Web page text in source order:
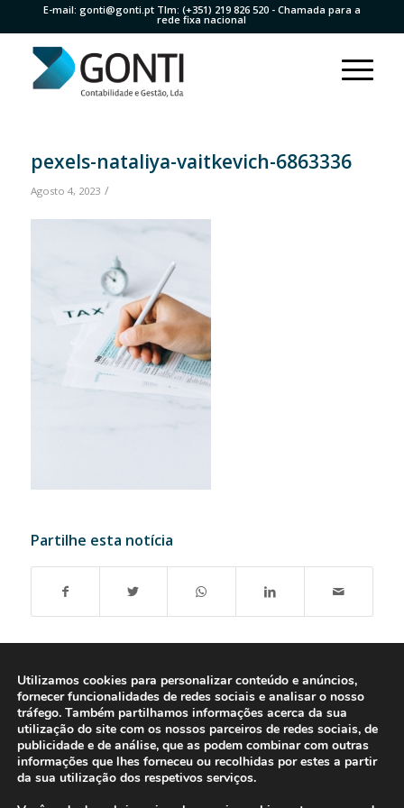
E-mail: gonti@gonti.ptTlm: (+351) 219 826 520- Chamada para a
rede fixa nacional
pexels-nataliya-vaitkevich-6863336
Agosto 4, 2023 /
Partilhe esta notícia
Utilizamos cookies para personalizar conteúdo e anúncios,
fornecer funcionalidades de redes sociais e analisar o nosso
tráfego. Também partilhamos informações acerca da sua
utilização do site com os nossos parceiros de redes sociais, de
publicidade e de análise, que as podem combinar com outras
informações que lhes forneceu ou recolhidas por estes a partir
da sua utilização dos respetivos serviços.